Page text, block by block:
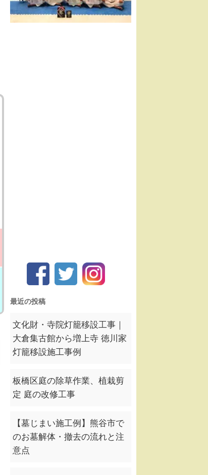
最近の投稿
文化財・寺院灯籠移設工事｜
大倉集古館から増上寺 徳川家
灯籠移設施工事例
板橋区庭の除草作業、植栽剪
定 庭の改修工事
【墓じまい施工例】熊谷市で
のお墓解体・撤去の流れと注
意点